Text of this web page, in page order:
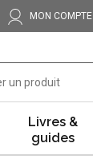
MON COMPTE
Livres &
guides